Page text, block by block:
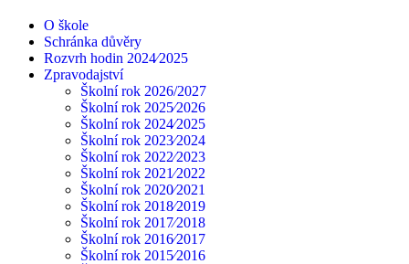
O škole
Schránka důvěry
Rozvrh hodin 2024⁄2025
Zpravodajství
Školní rok 2026/2027
Školní rok 2025⁄2026
Školní rok 2024⁄2025
Školní rok 2023⁄2024
Školní rok 2022⁄2023
Školní rok 2021⁄2022
Školní rok 2020⁄2021
Školní rok 2018⁄2019
Školní rok 2017⁄2018
Školní rok 2016⁄2017
Školní rok 2015⁄2016